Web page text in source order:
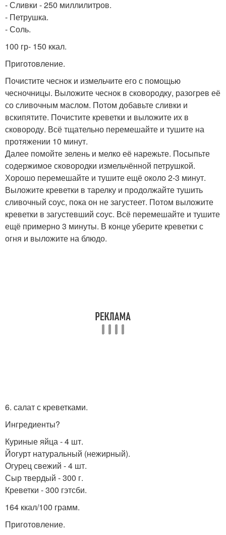
- Сливки - 250 миллилитров.
- Петрушка.
- Соль.
100 гр- 150 ккал.
Приготовление.
Почистите чеснок и измельчите его с помощью
чесночницы. Выложите чеснок в сковородку, разогрев её
со сливочным маслом. Потом добавьте сливки и
вскипятите. Почистите креветки и выложите их в
сковороду. Всё тщательно перемешайте и тушите на
протяжении 10 минут.
Далее помойте зелень и мелко её нарежьте. Посыпьте
содержимое сковородки измельчённой петрушкой.
Хорошо перемешайте и тушите ещё около 2-3 минут.
Выложите креветки в тарелку и продолжайте тушить
сливочный соус, пока он не загустеет. Потом выложите
креветки в загустевший соус. Всё перемешайте и тушите
ещё примерно 3 минуты. В конце уберите креветки с
огня и выложите на блюдо.
6. салат с креветками.
Ингредиенты?
Куриные яйца - 4 шт.
Йогурт натуральный (нежирный).
Огурец свежий - 4 шт.
Сыр твердый - 300 г.
Креветки - 300 гэтсби.
164 ккал/100 грамм.
Приготовление.